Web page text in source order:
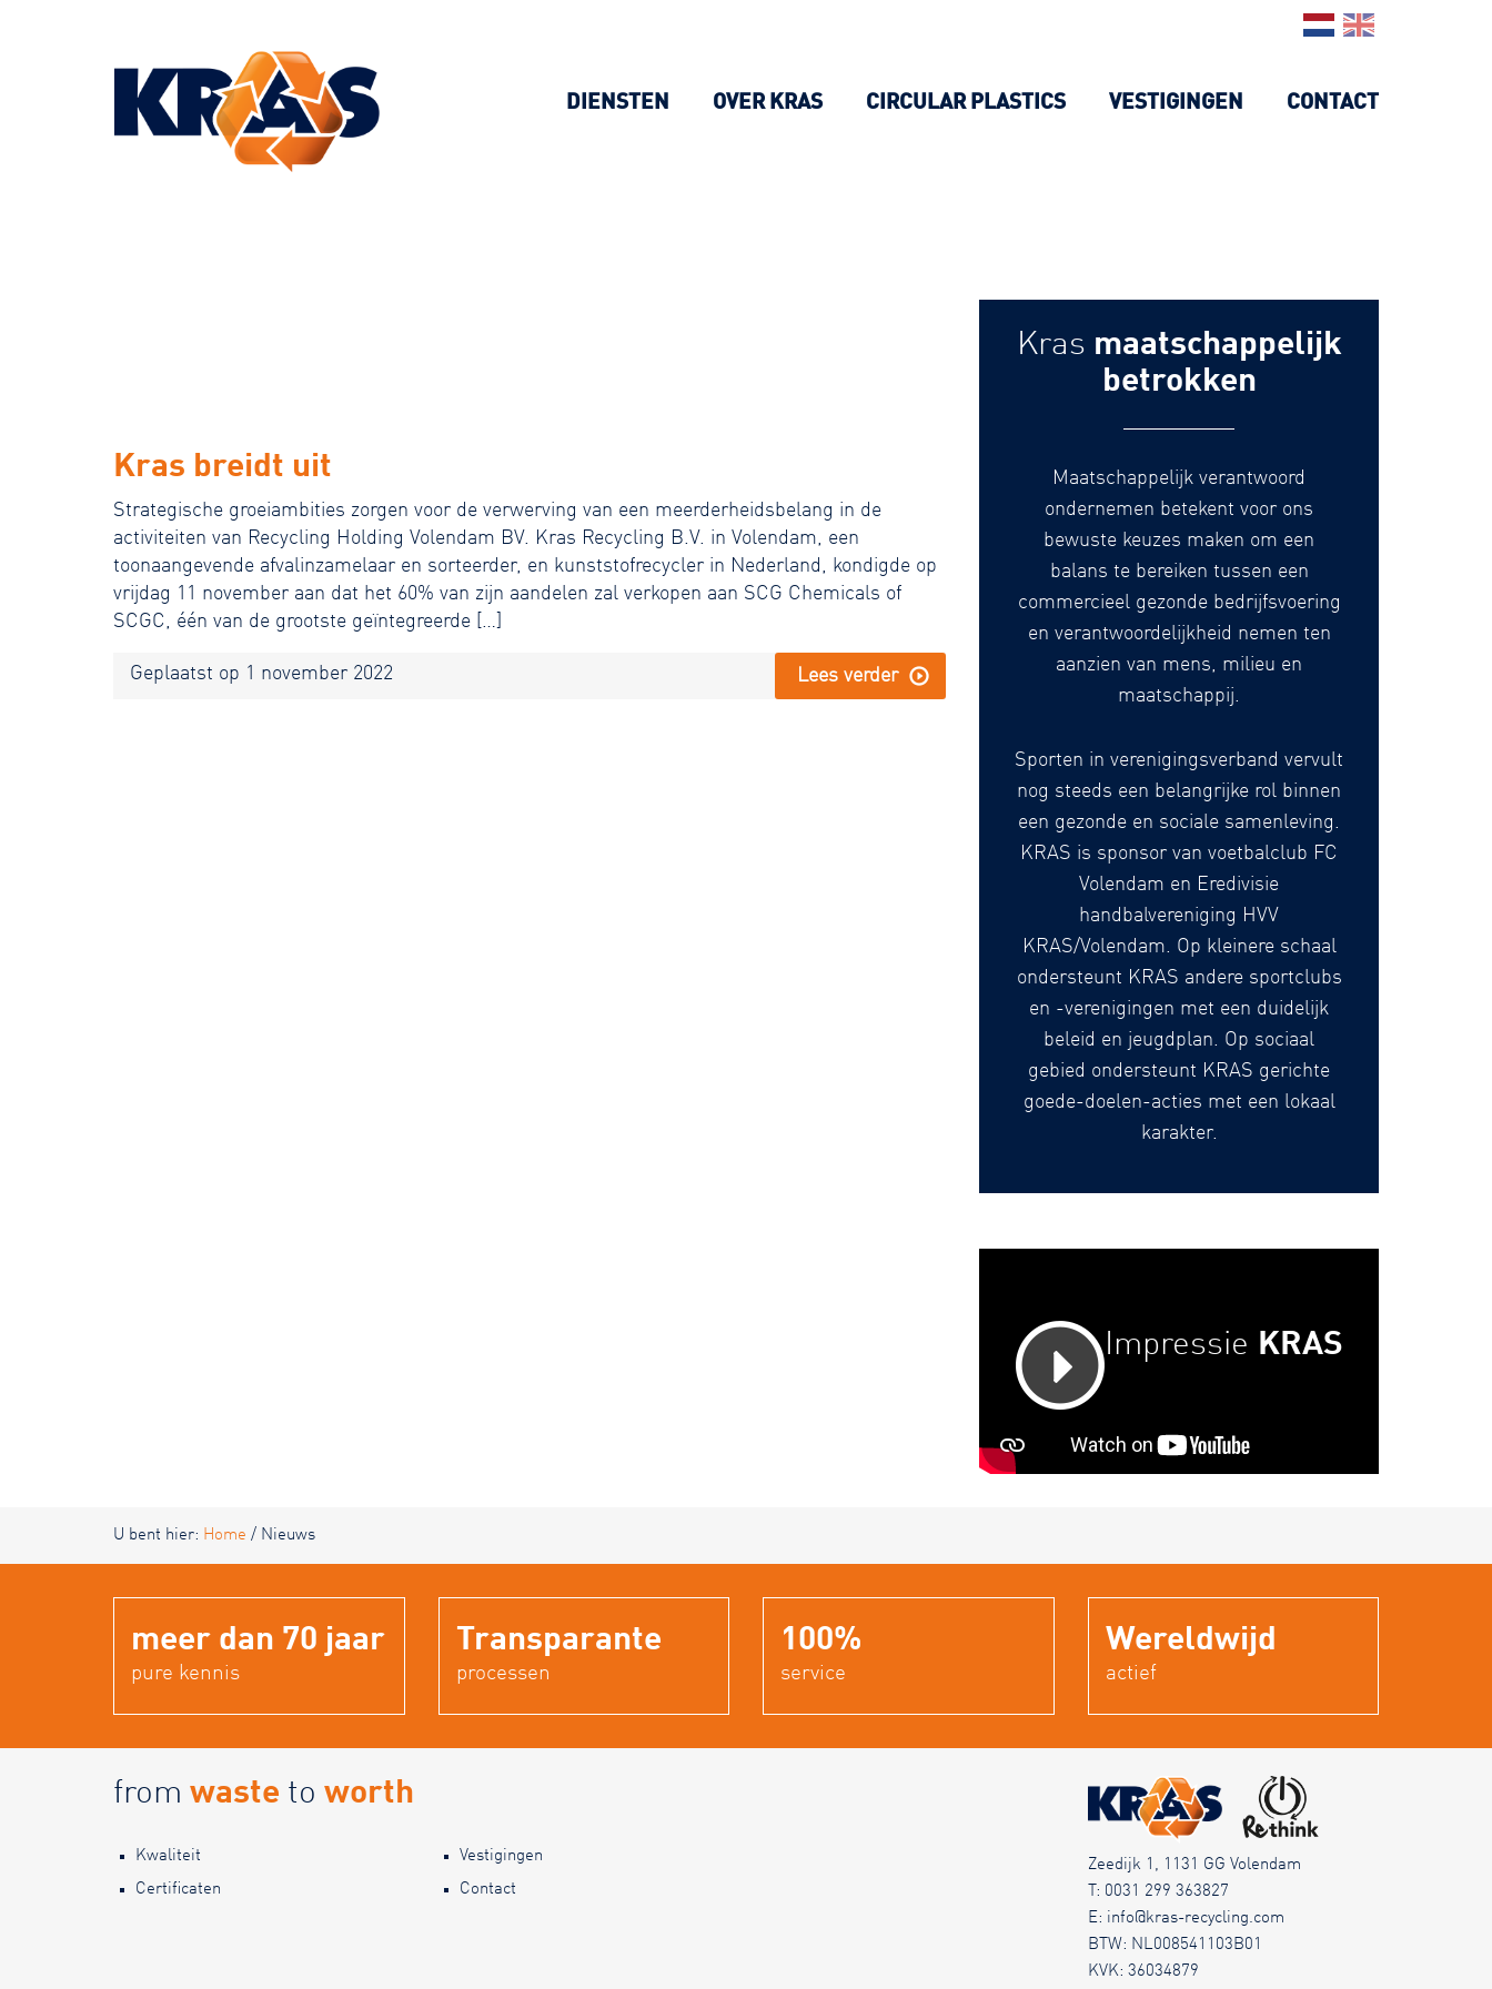
DIENSTEN OVER KRAS CIRCULAR PLASTICS VESTIGINGEN CONTACT
Kras breidt uit
Strategische groeiambities zorgen voor de verwerving van een meerderheidsbelang in de
activiteiten van Recycling Holding Volendam BV. Kras Recycling B.V. in Volendam, een
toonaangevende afvalinzamelaar en sorteerder, en kunststofrecycler in Nederland, kondigde op
vrijdag 11 november aan dat het 60% van zijn aandelen zal verkopen aan SCG Chemicals of
SCGC, één van de grootste geïntegreerde […]
Geplaatst op 1 november 2022 Lees verder
Kras maatschappelijk
betrokken
Maatschappelijk verantwoord
ondernemen betekent voor ons
bewuste keuzes maken om een
balans te bereiken tussen een
commercieel gezonde bedrijfsvoering
en verantwoordelijkheid nemen ten
aanzien van mens, milieu en
maatschappij.
Sporten in verenigingsverband vervult
nog steeds een belangrijke rol binnen
een gezonde en sociale samenleving.
KRAS is sponsor van voetbalclub FC
Volendam en Eredivisie
handbalvereniging HVV
KRAS/Volendam. Op kleinere schaal
ondersteunt KRAS andere sportclubs
en -verenigingen met een duidelijk
beleid en jeugdplan. Op sociaal
gebied ondersteunt KRAS gerichte
goede-doelen-acties met een lokaal
karakter.
Impressie KRAS
U bent hier: Home / Nieuws
meer dan 70 jaar
pure kennis
Transparante
processen
100%
service
Wereldwijd
actief
from waste to worth
Kwaliteit
Certificaten
Vestigingen
Contact
Zeedijk 1, 1131 GG Volendam
T: 0031 299 363827
E: info@kras-recycling.com
BTW: NL008541103B01
KVK: 36034879